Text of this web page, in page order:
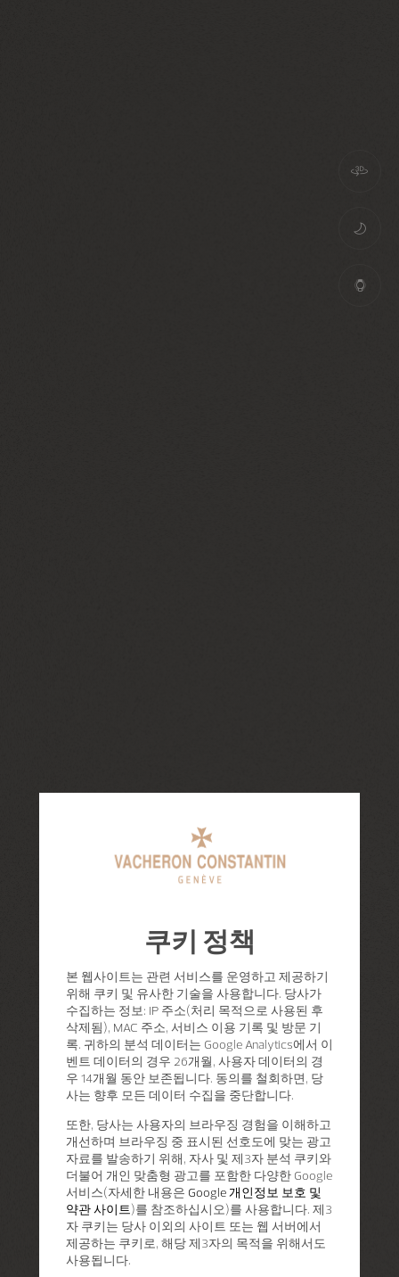
쿠키 정책
본 웹사이트는 관련 서비스를 운영하고 제공하기
위해 쿠키 및 유사한 기술을 사용합니다. 당사가
수집하는 정보: IP 주소(처리 목적으로 사용된 후
삭제됨), MAC 주소, 서비스 이용 기록 및 방문 기
록. 귀하의 분석 데이터는 Google Analytics에서 이
벤트 데이터의 경우 26개월, 사용자 데이터의 경
우 14개월 동안 보존됩니다. 동의를 철회하면, 당
사는 향후 모든 데이터 수집을 중단합니다.
또한, 당사는 사용자의 브라우징 경험을 이해하고
개선하며 브라우징 중 표시된 선호도에 맞는 광고
자료를 발송하기 위해, 자사 및 제3자 분석 쿠키와
더불어 개인 맞춤형 광고를 포함한 다양한 Google
서비스(자세한 내용은 Google 개인정보 보호 및
약관 사이트)를 참조하십시오)를 사용합니다. 제3
자 쿠키는 당사 이외의 사이트 또는 웹 서버에서
제공하는 쿠키로, 해당 제3자의 목적을 위해서도
사용됩니다.